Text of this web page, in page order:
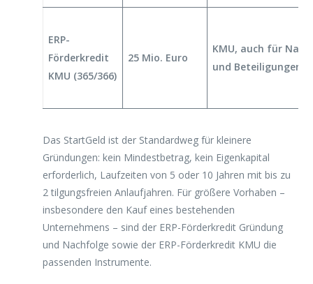
ERP-
Förderkredit
KMU (365/366)
25 Mio. Euro
KMU, auch für
und Beteiligungen
Das StartGeld ist der Standardweg für kleinere
Gründungen: kein Mindestbetrag, kein Eigenkapital
erforderlich, Laufzeiten von 5 oder 10 Jahren mit bis zu
2 tilgungsfreien Anlaufjahren. Für größere Vorhaben –
insbesondere den Kauf eines bestehenden
Unternehmens – sind der ERP-Förderkredit Gründung
und Nachfolge sowie der ERP-Förderkredit KMU die
passenden Instrumente.